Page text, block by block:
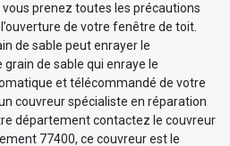
prenez toutes les précautions
de votre fenêtre de toit.
de sable peut enrayer le
de sable qui enraye le
et télécommandé de votre
couvreur spécialiste en réparation
département contactez le couvreur
77400, ce couvreur est le